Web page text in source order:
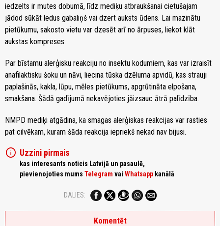
iedzelts ir mutes dobumā, līdz mediķu atbraukšanai cietušajam
jādod sūkāt ledus gabaliņš vai dzert auksts ūdens. Lai mazinātu
pietūkumu, sakosto vietu var dzesēt arī no ārpuses, liekot klāt
aukstas kompreses.
Par bīstamu alerģisku reakciju no insektu kodumiem, kas var izraisīt
anafilaktisku šoku un nāvi, liecina tūska dzēluma apvidū, kas strauji
paplašinās, kakla, lūpu, mēles pietūkums, apgrūtināta elpošana,
smakšana. Šādā gadījumā nekavējoties jāizsauc ātrā palīdzība.
NMPD mediķi atgādina, ka smagas alerģiskas reakcijas var rasties
pat cilvēkam, kuram šāda reakcija iepriekš nekad nav bijusi.
info Uzzini pirmais
kas interesants noticis Latvijā un pasaulē,
pievienojoties mums Telegram vai Whatsapp kanālā
DALIES:
Komentēt